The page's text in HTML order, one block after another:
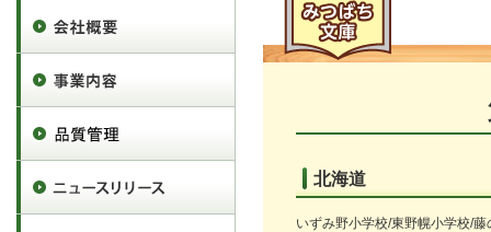
北海道
いずみ野小学校/東野幌小学校/